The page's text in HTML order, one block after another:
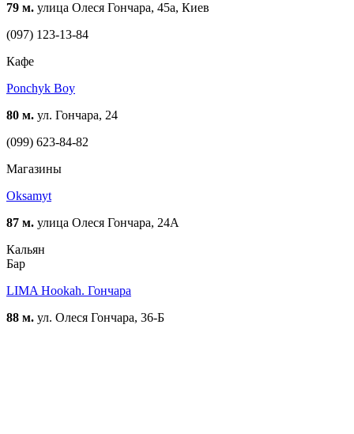
79 м. улица Олеся Гончара, 45а, Киев
(097) 123-13-84
Кафе
Ponchyk Boy
80 м. ул. Гончара, 24
(099) 623-84-82
Магазины
Oksamyt
87 м. улица Олеся Гончара, 24А
Кальян
Бар
LIMA Hookah. Гончара
88 м. ул. Олеся Гончара, 36-Б